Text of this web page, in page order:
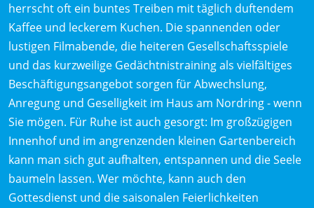
herrscht oft ein buntes Treiben mit täglich duftendem
Kaffee und leckerem Kuchen. Die spannenden oder
lustigen Filmabende, die heiteren Gesellschaftsspiele
und das kurzweilige Gedächtnistraining als vielfältiges
Beschäftigungsangebot sorgen für Abwechslung,
Anregung und Geselligkeit im Haus am Nordring - wenn
Sie mögen. Für Ruhe ist auch gesorgt: Im großzügigen
Innenhof und im angrenzenden kleinen Gartenbereich
kann man sich gut aufhalten, entspannen und die Seele
baumeln lassen. Wer möchte, kann auch den
Gottesdienst und die saisonalen Feierlichkeiten